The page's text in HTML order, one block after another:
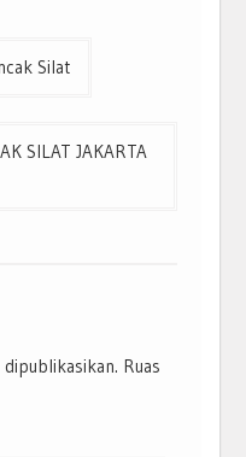
Silat
SILAT JAKARTA
Ruas